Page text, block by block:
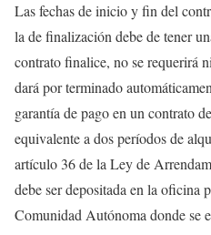
Las fechas de inicio y fin del
la de finalización debe de tener
contrato finalice, no se requerirá
dará por terminado
garantía de pago en un contrato
equivalente a dos períodos de
artículo 36 de la Ley de
debe ser depositada en la oficina
Comunidad Autónoma donde se